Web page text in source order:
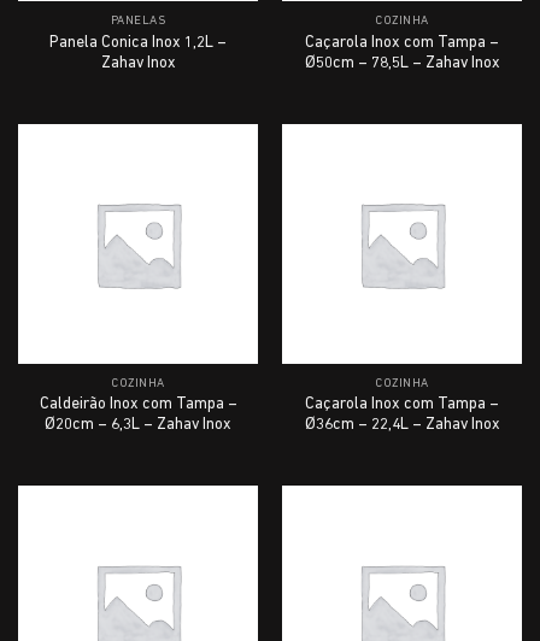
PANELAS
Panela Conica Inox 1,2L –
Zahav Inox
COZINHA
Caçarola Inox com Tampa –
Ø50cm – 78,5L – Zahav Inox
COZINHA
Caldeirão Inox com Tampa –
Ø20cm – 6,3L – Zahav Inox
COZINHA
Caçarola Inox com Tampa –
Ø36cm – 22,4L – Zahav Inox